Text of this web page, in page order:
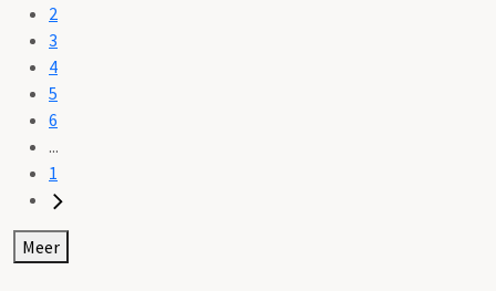
2
3
4
5
6
...
1
Meer